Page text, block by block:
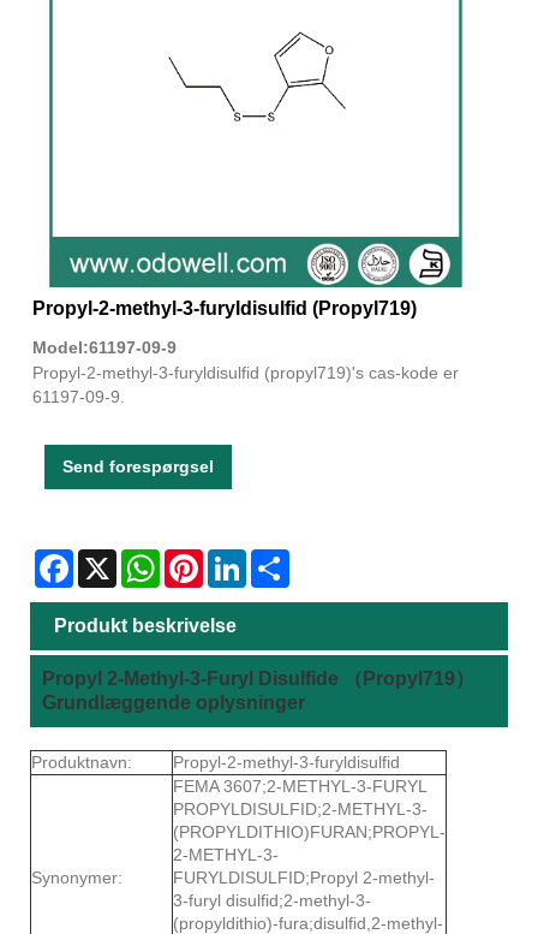
Propyl-2-methyl-3-furyldisulfid (Propyl719)
Model:61197-09-9
Propyl-2-methyl-3-furyldisulfid (propyl719)'s cas-kode er
61197-09-9.
Send forespørgsel
Facebook
X WhatsAppPinterestLinkedIn
Produkt beskrivelse
Propyl 2-Methyl-3-Furyl Disulfide （Propyl719）
Grundlæggende oplysninger
Produktnavn: Propyl-2-methyl-3-furyldisulfid
Synonymer:
FEMA 3607;2-METHYL-3-FURYL
PROPYLDISULFID;2-METHYL-3-
(PROPYLDITHIO)FURAN;PROPYL-
2-METHYL-3-
FURYLDISULFID;Propyl 2-methyl-
3-furyl disulfid;2-methyl-3-
(propyldithio)-fura;disulfid,2-methyl-